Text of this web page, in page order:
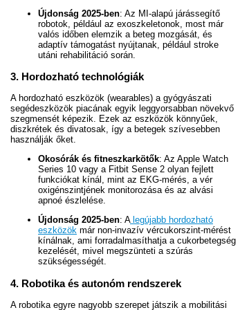
Újdonság 2025-ben: Az MI-alapú járássegítő
robotok, például az exoszkeletonok, most már
valós időben elemzik a beteg mozgását, és
adaptív támogatást nyújtanak, például stroke
utáni rehabilitáció során.
3. Hordozható technológiák
A hordozható eszközök (wearables) a gyógyászati
segédeszközök piacának egyik leggyorsabban növekvő
szegmensét képezik. Ezek az eszközök könnyűek,
diszkrétek és divatosak, így a betegek szívesebben
használják őket.
Okosórák és fitneszkarkötők: Az Apple Watch
Series 10 vagy a Fitbit Sense 2 olyan fejlett
funkciókat kínál, mint az EKG-mérés, a vér
oxigénszintjének monitorozása és az alvási
apnoé észlelése.
Újdonság 2025-ben: Alegújabb hordozható
eszközök már non-invazív vércukorszint-mérést
kínálnak, ami forradalmasíthatja a cukorbetegség
kezelését, mivel megszünteti a szúrás
szükségességét.
4. Robotika és autonóm rendszerek
A robotika egyre nagyobb szerepet játszik a mobilitási